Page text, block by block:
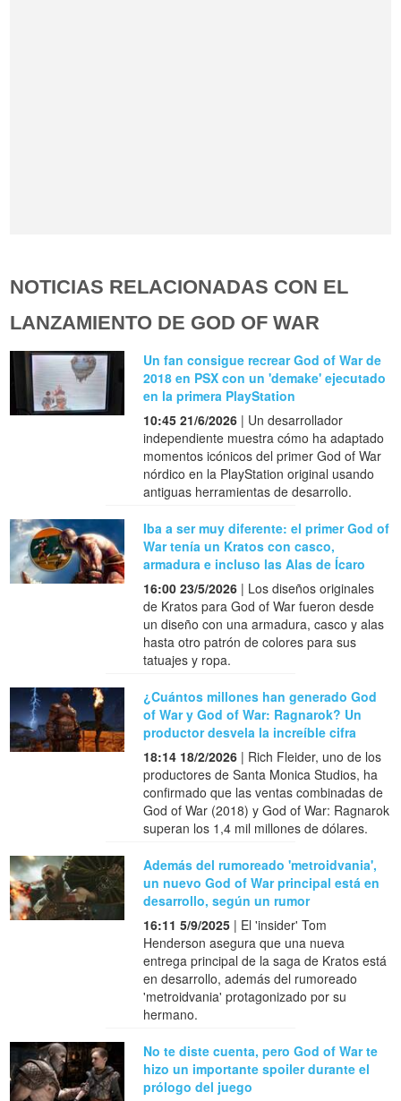
NOTICIAS RELACIONADAS CON EL
LANZAMIENTO DE GOD OF WAR
Un fan consigue recrear God of War de
2018 en PSX con un 'demake' ejecutado
en la primera PlayStation
10:45 21/6/2026 | Un desarrollador
independiente muestra cómo ha adaptado
momentos icónicos del primer God of War
nórdico en la PlayStation original usando
antiguas herramientas de desarrollo.
Iba a ser muy diferente: el primer God of
War tenía un Kratos con casco,
armadura e incluso las Alas de Ícaro
16:00 23/5/2026 | Los diseños originales
de Kratos para God of War fueron desde
un diseño con una armadura, casco y alas
hasta otro patrón de colores para sus
tatuajes y ropa.
¿Cuántos millones han generado God
of War y God of War: Ragnarok? Un
productor desvela la increíble cifra
18:14 18/2/2026 | Rich Fleider, uno de los
productores de Santa Monica Studios, ha
confirmado que las ventas combinadas de
God of War (2018) y God of War: Ragnarok
superan los 1,4 mil millones de dólares.
Además del rumoreado 'metroidvania',
un nuevo God of War principal está en
desarrollo, según un rumor
16:11 5/9/2025 | El 'insider' Tom
Henderson asegura que una nueva
entrega principal de la saga de Kratos está
en desarrollo, además del rumoreado
'metroidvania' protagonizado por su
hermano.
No te diste cuenta, pero God of War te
hizo un importante spoiler durante el
prólogo del juego